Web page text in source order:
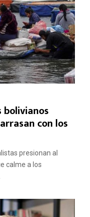
con los
presionan al
calme a los